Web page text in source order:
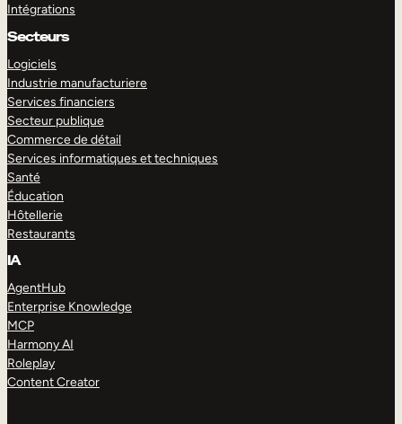
Intégrations
Secteurs
Logiciels
Industrie manufacturiere
Services financiers
Secteur publique
Commerce de détail
Services informatiques et techniques
Santé
Éducation
Hôtellerie
Restaurants
IA
AgentHub
Enterprise Knowledge
MCP
Harmony AI
Roleplay
Content Creator